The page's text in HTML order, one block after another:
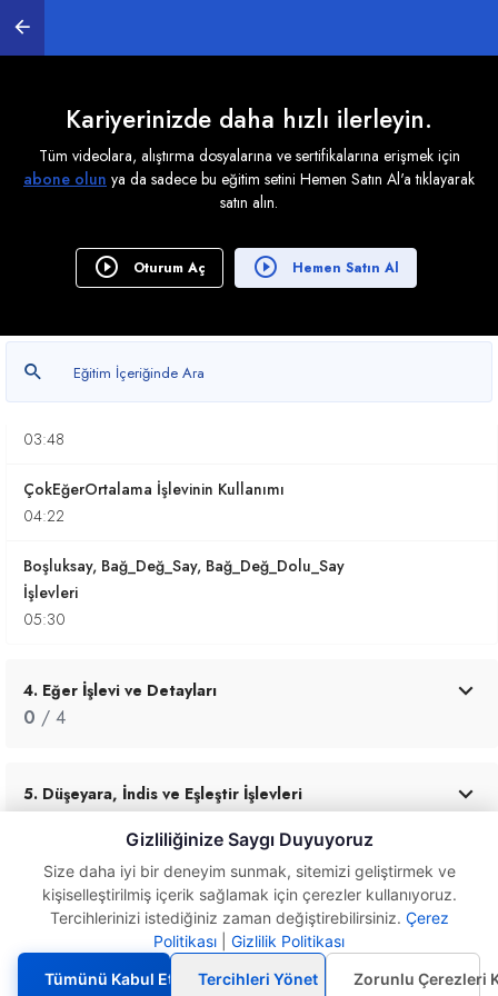
Kariyerinizde daha hızlı ilerleyin.
Tüm videolara, alıştırma dosyalarına ve sertifikalarına erişmek için
abone olun ya da sadece bu eğitim setini Hemen Satın Al'a tıklayarak
satın alın.
Oturum Aç Hemen Satın Al
3. Şarta Bağlı Saydırma, Toplamlar Almak
0/ 7
Eğersay işlevinin kullanımı
Etopla İşlevini Kullanmak
Çokeğersay İşlevinin Kullanımı
Çoketopla İşlevinin Kullanımı
09:57
03:48
ÇokEğerOrtalama İşlevinin Kullanımı
04:22
Boşluksay, Bağ_Değ_Say, Bağ_Değ_Dolu_Say
İşlevleri
05:30
4. Eğer İşlevi ve Detayları
0 / 4
5. Düşeyara, İndis ve Eşleştir İşlevleri
6. Metin İşlevleri İle Çalışmak
/ 5
İşlevinin Kullanımı
Gizliliğinize Saygı Duyuyoruz
Size daha iyi bir deneyim sunmak, sitemizi geliştirmek ve
kişiselleştirilmiş içerik sağlamak için çerezler kullanıyoruz.
Tercihlerinizi istediğiniz zaman değiştirebilirsiniz. Çerez
Politikası
Gizlilik Politikası
Tümünü Kabul Et
Tercihleri Yönet Zorunlu Çerezleri